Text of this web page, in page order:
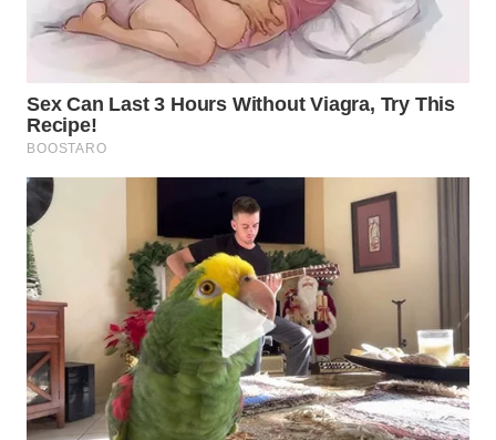
MANDALIKA
WN
LIKUPANG
WN
LABUANBAJO
Wahana
Media
Group
WAHANA
NEWS